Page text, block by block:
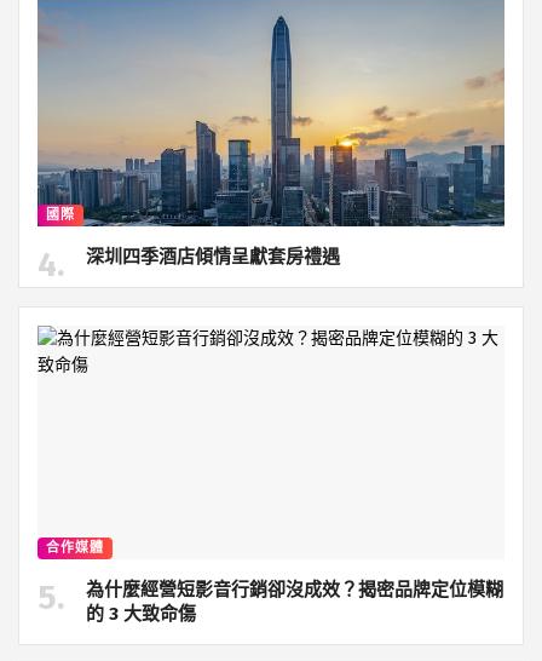
國際
深圳四季酒店傾情呈獻套房禮遇
合作媒體
為什麼經營短影音行銷卻沒成效？揭密品牌定位模糊
的 3 大致命傷